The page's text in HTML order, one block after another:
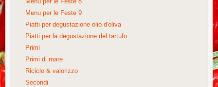
Menu per le Feste 9
Piatti per degustazione olio d'oliva
Piatti per la degustazione del tartufo
Primi
Primi di mare
Riciclo & valorizzo
Secondi